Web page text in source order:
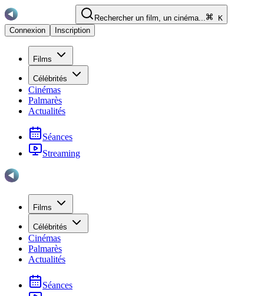
Rechercher un film, un cinéma...
K
Connexion
Inscription
Films
Célébrités
Cinémas
Palmarès
Actualités
Séances
Streaming
Films
Célébrités
Cinémas
Palmarès
Actualités
Séances